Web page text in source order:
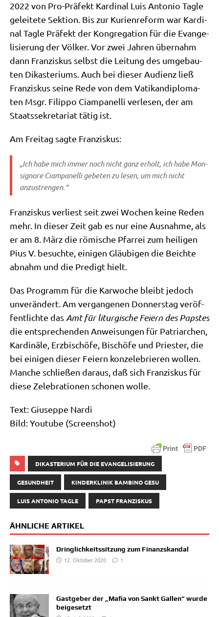
2022 von Pro-Prä­fekt Kar­di­nal Luis Anto­nio Tag­le
gelei­te­te Sek­ti­on. Bis zur Kuri­en­re­form war Kar­di­
nal Tag­le Prä­fekt der Kon­gre­ga­ti­on für die Evan­ge­
li­sie­rung der Völ­ker. Vor zwei Jah­ren über­nahm
dann Fran­zis­kus selbst die Lei­tung des umge­bau­
ten Dik­aste­ri­ums. Auch bei die­ser Audi­enz ließ
Fran­zis­kus sei­ne Rede von dem Vati­kan­di­plo­ma­
ten Msgr. Filip­po Ciam­pa­nel­li ver­le­sen, der am
Staats­se­kre­ta­ri­at tätig ist.
Am Frei­tag sag­te Franziskus:
„Ich habe mich immer noch nicht ganz erholt, ich habe Mon­
si­gno­re Ciam­pa­nel­li gebe­ten zu lesen, um mich nicht
anzustrengen.“
Fran­zis­kus ver­liest seit zwei Wochen kei­ne Reden
mehr. In die­ser Zeit gab es nur eine Aus­nah­me, als
er am 8. März die römi­sche Pfar­rei zum hei­li­gen
Pius V. besuch­te, eini­gen Gläu­bi­gen die Beich­te
abnahm und die Pre­digt hielt.
Das Pro­gramm für die Kar­wo­che bleibt jedoch
unver­än­dert. Am ver­gan­ge­nen Don­ners­tag ver­öf­
fent­lich­te das Amt für lit­ur­gi­sche Fei­ern des Pap­stes
die ent­spre­chen­den Anwei­sun­gen für Patri­ar­chen,
Kar­di­nä­le, Erz­bi­schö­fe, Bischö­fe und Prie­ster, die
bei eini­gen die­ser Fei­ern kon­ze­le­brie­ren wol­len.
Man­che schlie­ßen dar­aus, daß sich Fran­zis­kus für
die­se Zele­bra­tio­nen scho­nen wolle.
Text: Giu­sep­pe Nar­di
Bild: You­tube (Screen­shot)
DIKASTERIUM FÜR DIE EVANGELISIERUNG
GESUNDHEIT KINDERKLINIK BAMBINO GESU
LUIS ANTONIO TAGLE PAPST FRANZISKUS
ÄHNLICHE ARTIKEL
Dringlichkeitssitzung zum Finanzskandal
12. Oktober 2020
1
Gastgeber der „Mafia von Sankt Gallen“ wurde
beigesetzt